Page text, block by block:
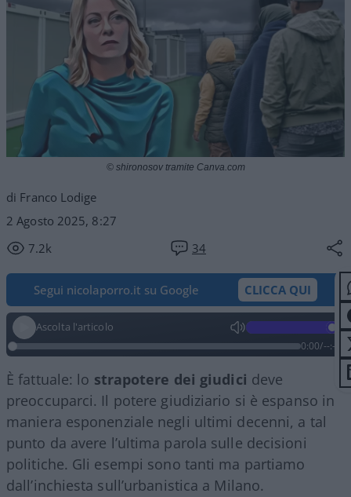
di Franco Lodige
2 Agosto 2025, 8:27
7.2k
34
© shironosov tramite Canva.com
Segui nicolaporro.it su Google CLICCA QUI
Ascolta l'articolo
0:00/--:--
È fattuale: lo strapotere dei giudici deve
preoccuparci. Il potere giudiziario si è espanso in
maniera esponenziale negli ultimi decenni, a tal
punto da avere l’ultima parola sulle decisioni
politiche. Gli esempi sono tanti ma partiamo
dall’inchiesta sull’urbanistica a Milano.